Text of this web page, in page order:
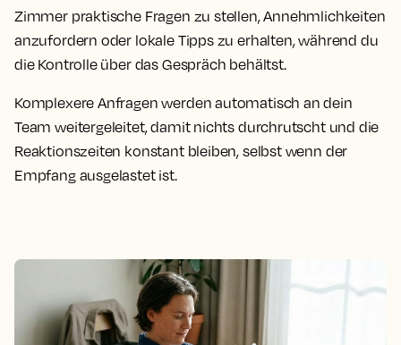
Zimmer praktische Fragen zu stellen, Annehmlichkeiten
anzufordern oder lokale Tipps zu erhalten, während du
die Kontrolle über das Gespräch behältst.
Komplexere Anfragen werden automatisch an dein
Team weitergeleitet, damit nichts durchrutscht und die
Reaktionszeiten konstant bleiben, selbst wenn der
Empfang ausgelastet ist.